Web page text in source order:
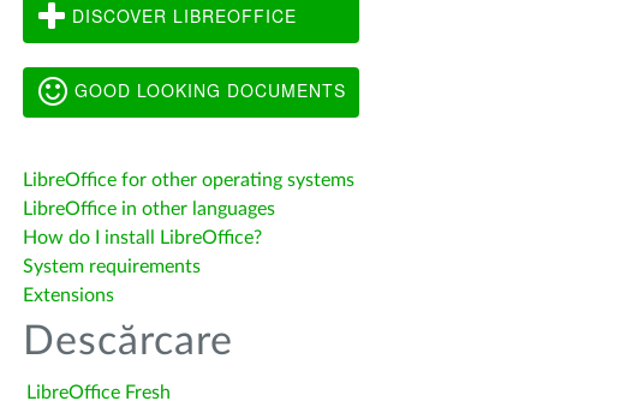
DISCOVER LIBREOFFICE
GOOD LOOKING DOCUMENTS
LibreOffice for other operating systems
LibreOffice in other languages
How do I install LibreOffice?
System requirements
Extensions
Descărcare
LibreOffice Fresh